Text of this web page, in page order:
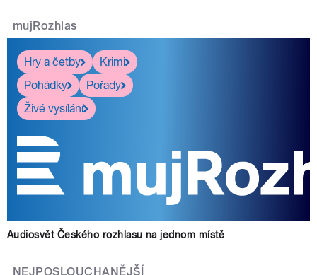
mujRozhlas
Hry a četby
Krimi
Pohádky
Pořady
Živé vysílání
Audiosvět Českého rozhlasu na jednom místě
NEJPOSLOUCHANĚJŠÍ